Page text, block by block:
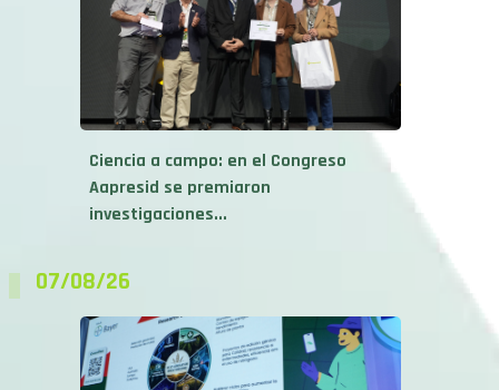
Ciencia a campo: en el Congreso
Aapresid se premiaron
investigaciones...
07/08/26